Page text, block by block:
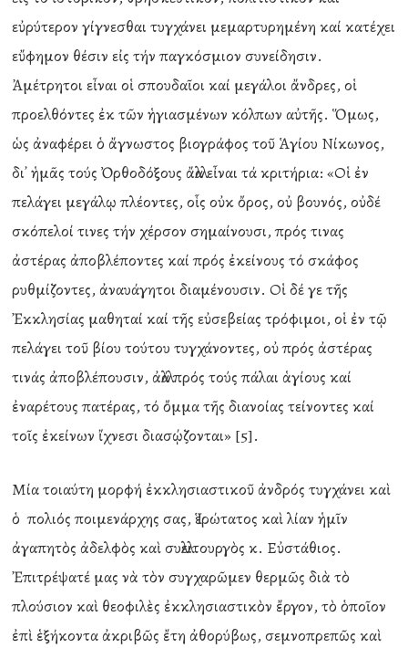
εὐρύτερον γίγνεσθαι τυγχάνει μεμαρτυρημένη καί κατέχει
εὔφημον θέσιν εἰς τήν παγκόσμιον συνείδησιν.
Ἀμέτρητοι εἶναι οἱ σπουδαῖοι καί μεγάλοι ἄνδρες, οἱ
προελθόντες ἐκ τῶν ἡγιασμένων κόλπων αὐτῆς. Ὅμως,
ὡς ἀναφέρει ὁ ἄγνωστος βιογράφος τοῦ Ἁγίου Νίκωνος,
δι᾽ ἡμᾶς τούς Ὀρθοδόξους ἄλλα εἶναι τά κριτήρια: «Οἱ ἐν
πελάγει μεγάλῳ πλέοντες, οἷς οὐκ ὄρος, οὐ βουνός, οὐδέ
σκόπελοί τινες τήν χέρσον σημαίνουσι, πρός τινας
ἀστέρας ἀποβλέποντες καί πρός ἐκείνους τό σκάφος
ρυθμίζοντες, ἀναυάγητοι διαμένουσιν. Οἱ δέ γε τῆς
Ἐκκλησίας μαθηταί καί τῆς εὐσεβείας τρόφιμοι, οἱ ἐν τῷ
πελάγει τοῦ βίου τούτου τυγχάνοντες, οὐ πρός ἀστέρας
τινάς ἀποβλέπουσιν, ἀλλά πρός τούς πάλαι ἁγίους καί
ἐναρέτους πατέρας, τό ὄμμα τῆς διανοίας τείνοντες καί
τοῖς ἐκείνων ἴχνεσι διασῴζονται» [5].
Μία τοιαύτη μορφή ἐκκλησιαστικοῦ ἀνδρός τυγχάνει καὶ
ὁ πολιός ποιμενάρχης σας, Ἱερώτατος καὶ λίαν ἡμῖν
ἀγαπητὸς ἀδελφὸς καὶ συλλειτουργὸς κ. Εὐστάθιος.
Ἐπιτρέψατέ μας νὰ τὸν συγχαρῶμεν θερμῶς διὰ τὸ
πλούσιον καὶ θεοφιλὲς ἐκκλησιαστικὸν ἔργον, τὸ ὁποῖον
ἐπὶ ἑξήκοντα ἀκριβῶς ἔτη ἀθορύβως, σεμνοπρεπῶς καὶ